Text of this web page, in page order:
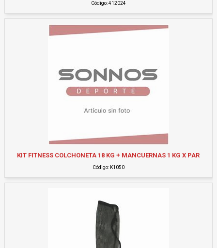
Código: 412024
KIT FITNESS COLCHONETA 18 KG + MANCUERNAS 1 KG X PAR
Código: K1050